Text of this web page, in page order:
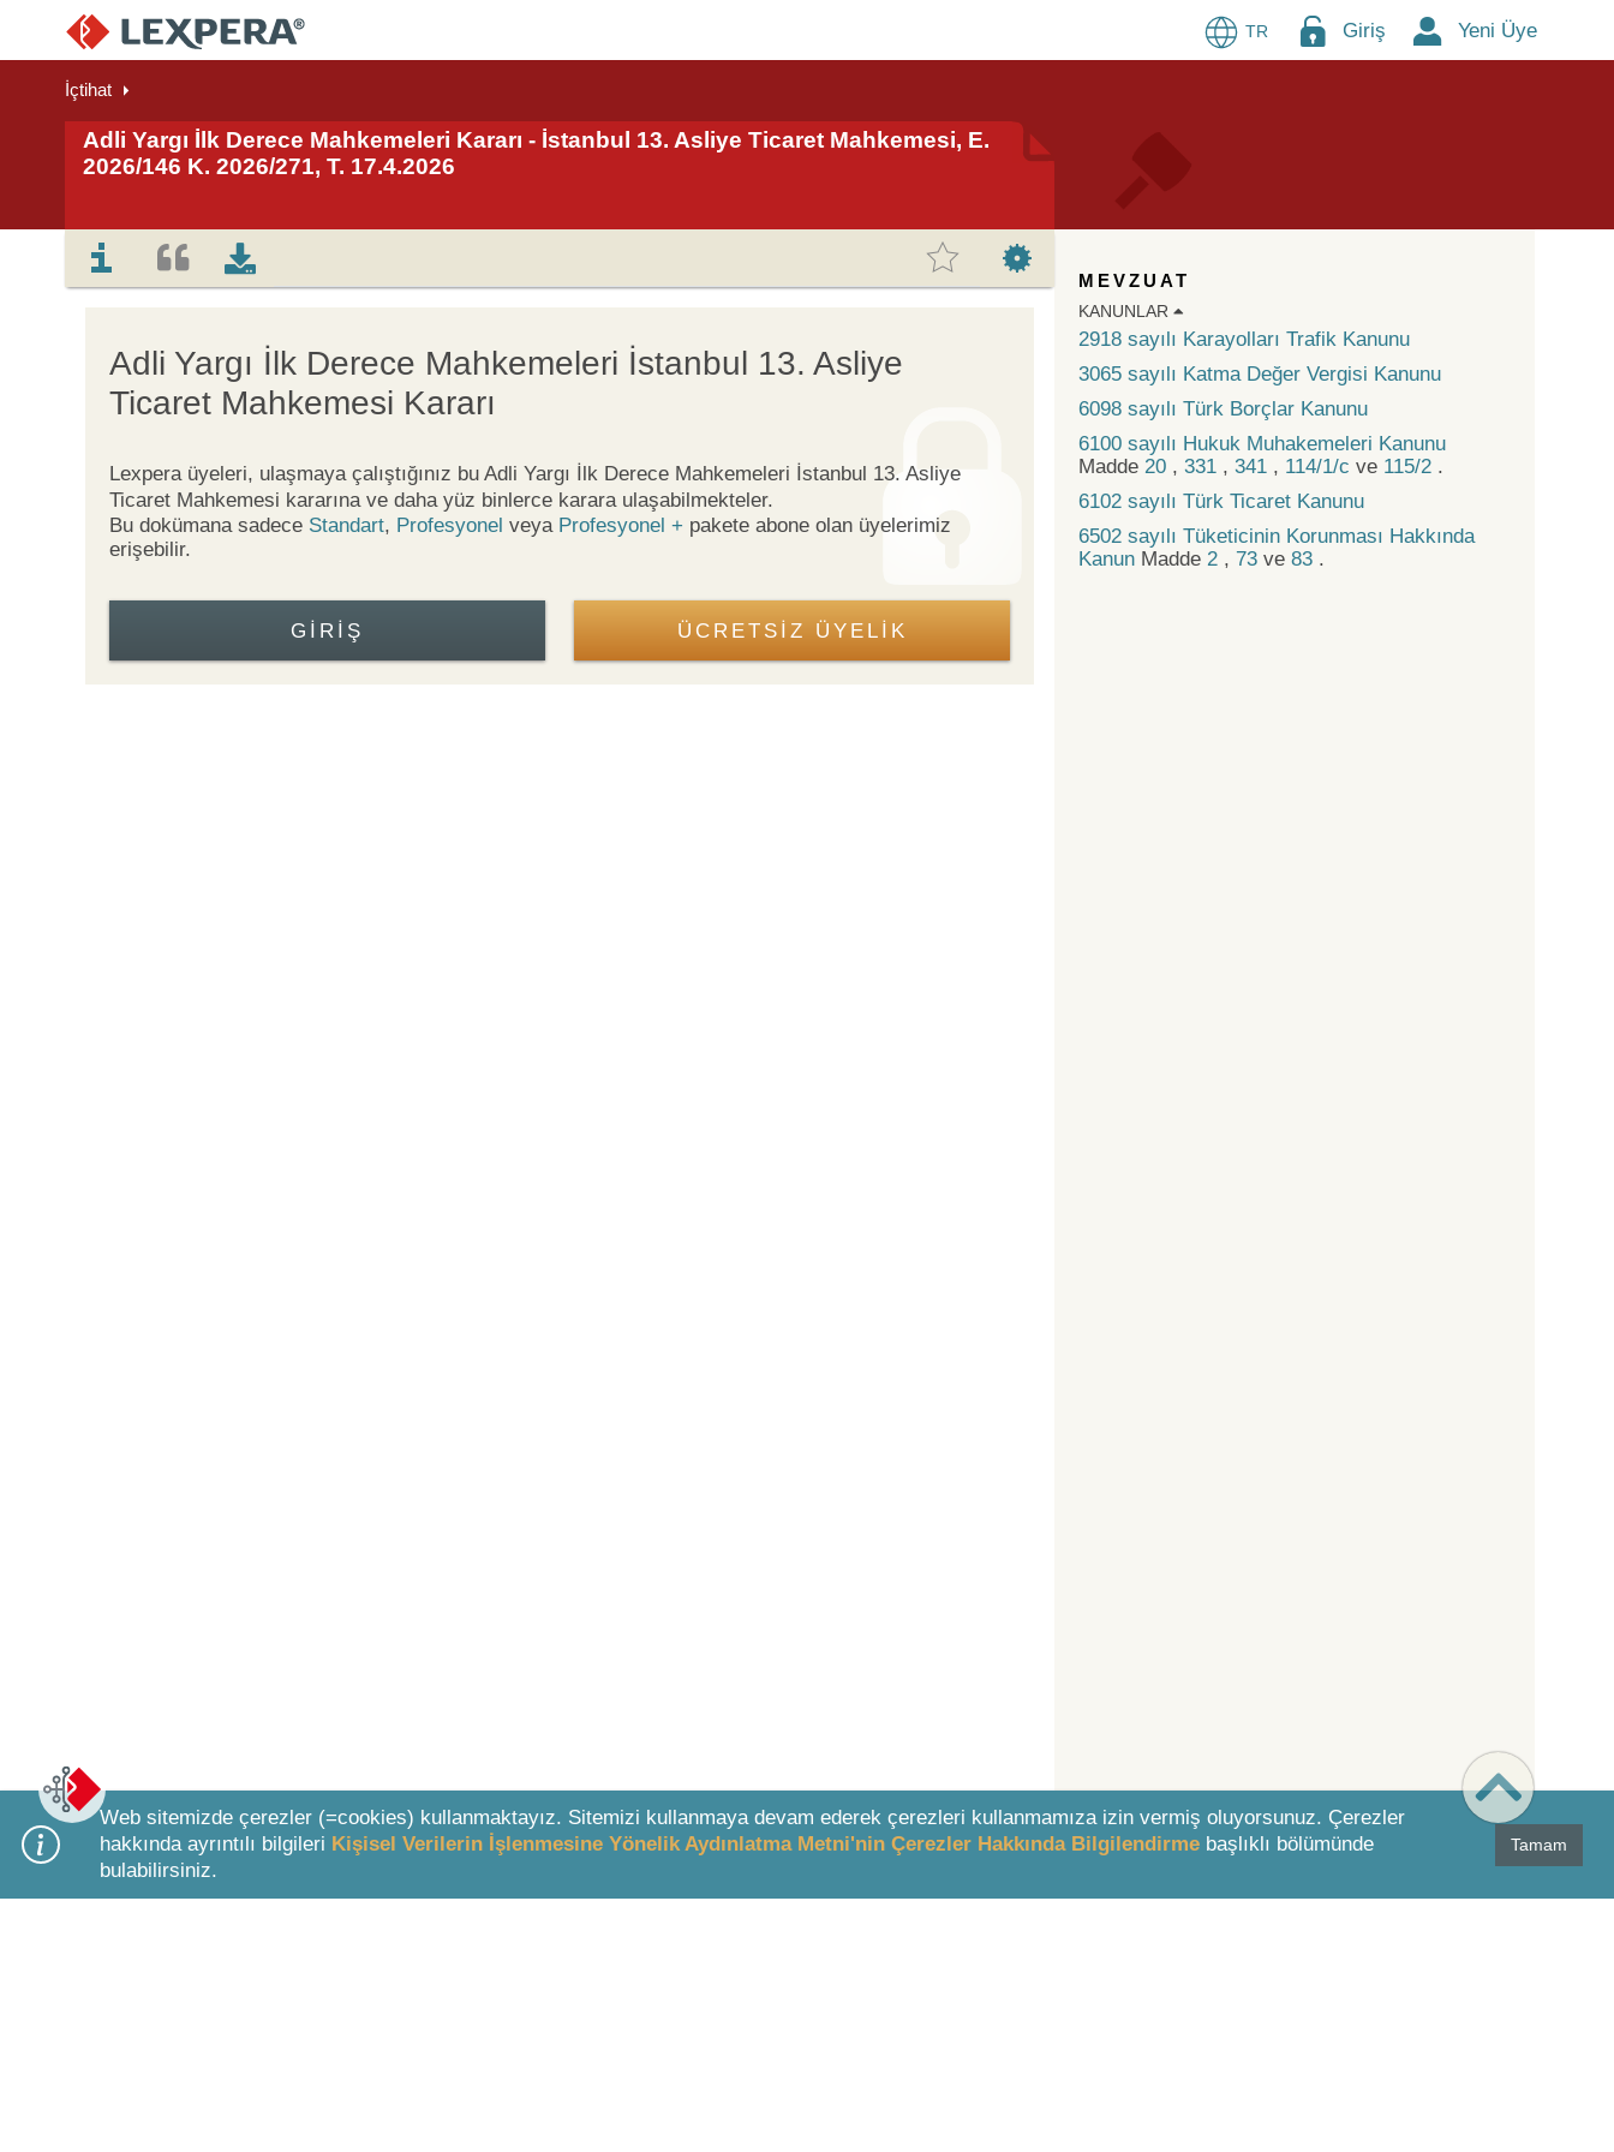
TR Giriş Yeni Üye
İçtihat
Adli Yargı İlk Derece Mahkemeleri Kararı - İstanbul 13. Asliye Ticaret Mahkemesi, E.
2026/146 K. 2026/271, T. 17.4.2026
Adli Yargı İlk Derece Mahkemeleri İstanbul 13. Asliye
Ticaret Mahkemesi Kararı
Lexpera üyeleri, ulaşmaya çalıştığınız bu Adli Yargı İlk Derece Mahkemeleri İstanbul 13. Asliye
Ticaret Mahkemesi kararına ve daha yüz binlerce karara ulaşabilmekteler.
Bu dokümana sadece Standart, Profesyonel veya Profesyonel + pakete abone olan üyelerimiz
erişebilir.
GIRIŞ ÜCRETSİZ ÜYELİK
Bottom Search Toolbar Highlight Text
MEVZUAT
KANUNLAR
2918 sayılı Karayolları Trafik Kanunu
3065 sayılı Katma Değer Vergisi Kanunu
6098 sayılı Türk Borçlar Kanunu
6100 sayılı Hukuk Muhakemeleri Kanunu
Madde 20 , 331 , 341 , 114/1/c ve 115/2 .
6102 sayılı Türk Ticaret Kanunu
6502 sayılı Tüketicinin Korunması Hakkında
Kanun Madde 2 , 73 ve 83 .
Web sitemizde çerezler (=cookies) kullanmaktayız. Sitemizi kullanmaya devam ederek çerezleri kullanmamıza izin vermiş oluyorsunuz. Çerezler
hakkında ayrıntılı bilgileri Kişisel Verilerin İşlenmesine Yönelik Aydınlatma Metni'nin Çerezler Hakkında Bilgilendirme başlıklı bölümünde
bulabilirsiniz.
Tamam